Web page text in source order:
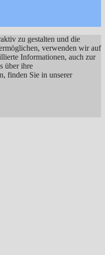
zu gestalten und die
verwenden wir auf
Informationen, auch zur
über ihre
finden Sie in unserer